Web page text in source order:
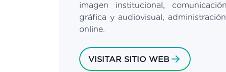
imagen institucional,
gráfica y audiovisual,
online.
VISITAR SITIO WEB